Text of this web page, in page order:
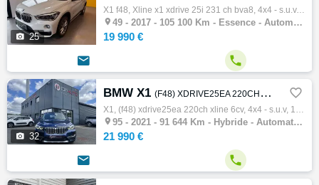
 25
X1 f48, Xline x1 xdrive 25i 231 ch bva8, 4x4 - s.u.v, 11/2017, 231ch, 13cv, 105100 km, 5 portes, 5 places, Non fumeur, Première main, Essen…
 49 - 2017 - 105 100 Km - Essence - Automatique - 4x4 - S.U.V
19 990 €
 
 32
BMW X1 (F48) XDRIVE25EA 220CH XLINE 6CV 
X1, (f48) xdrive25ea 220ch xline 6cv, 4x4 - s.u.v, 10/2021, 125ch, 6cv, 91644 km, 5 portes, 5 places, Clim. auto, Hybride, Boite de vitesse…
 95 - 2021 - 91 644 Km - Hybride - Automatique - 4x4 - S.U.V
21 990 €
 